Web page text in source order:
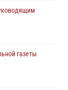
газеты